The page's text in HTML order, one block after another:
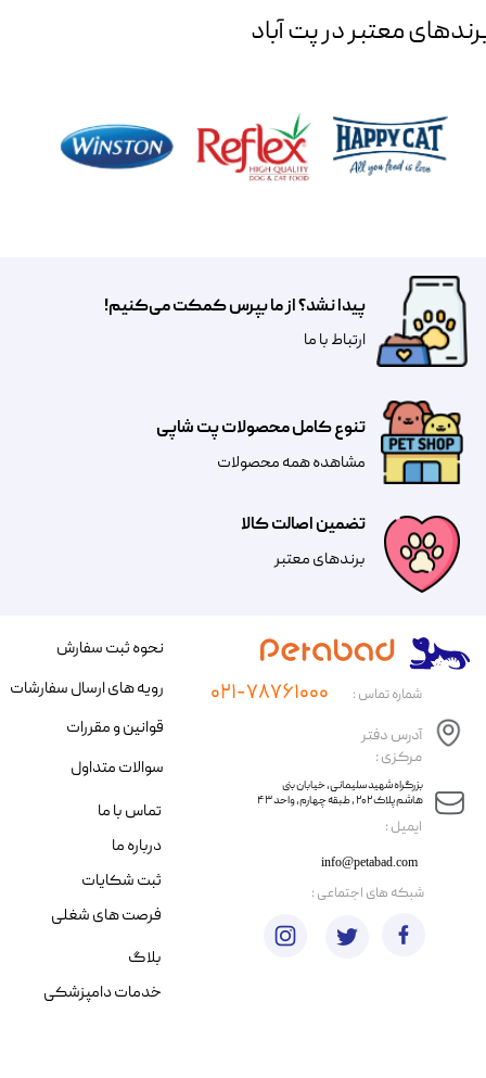
معتبر در پت آباد
تضمین اصالت کالا
​​برندهای معتبر​​​​​​​
تنوع کامل محصولات پت شاپی
مشاهده همه محصولات
پیدا نشد؟ از ما بپرس کمکت می‌کنیم!
​​​ارتباط با ما
​ایمیل :
آدرس دفتر
مرکزی :
info@petabad.com
​​بزرگراه شهید سلیمانی، خیابان بنی
هاشم پلاک ۲۰۲ ، طبقه چهارم، واحد ۴۳
شماره تماس : ۰۲۱-۷۸۷۶۱۰۰۰
نحوه ثبت سفارش
رویه های ارسال سفارشات
قوانین و مقررات
سوالات متداول
تماس با ما
درباره ما
ثبت شکایات
فرصت های شغلی
​شبکه های اجتماعی :
بلاگ
خدمات دامپزشکی